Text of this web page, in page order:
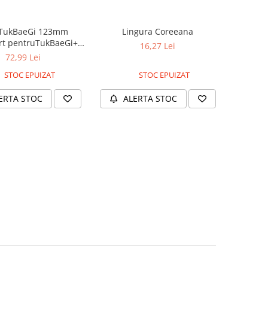
123mm
pentruTukBaeGi+
Tray
72,99 Lei
STOC EPUIZAT
STOC
Lingura Coreeana
16,27 Lei
STOC EPUIZAT
ALERTA STOC